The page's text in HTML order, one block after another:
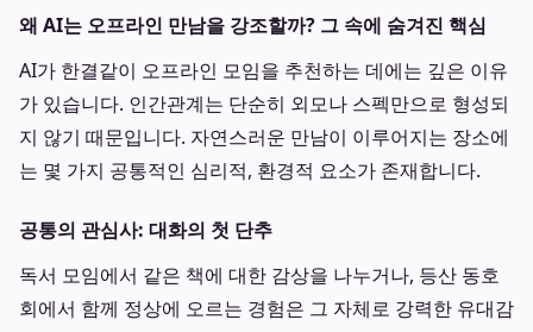
왜 AI는 오프라인 만남을 강조할까? 그 속에 숨겨진 핵심
AI가 한결같이 오프라인 모임을 추천하는 데에는 깊은 이유
가 있습니다. 인간관계는 단순히 외모나 스펙만으로 형성되
지 않기 때문입니다. 자연스러운 만남이 이루어지는 장소에
는 몇 가지 공통적인 심리적, 환경적 요소가 존재합니다.
공통의 관심사: 대화의 첫 단추
독서 모임에서 같은 책에 대한 감상을 나누거나, 등산 동호
회에서 함께 정상에 오르는 경험은 그 자체로 강력한 유대감